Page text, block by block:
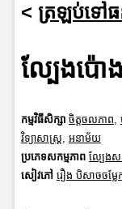
< ត្រឡប់ទៅ
ល្បែងប៉ោ
កម្មវិធីសិក្សា ចិត្តចលភាព
វិទ្យាសាស្រ្ត អនាម័យ
ប្រភេទសកម្មភាព ល្បែងស
សៀវភៅ រឿង បិសាចចម្ល